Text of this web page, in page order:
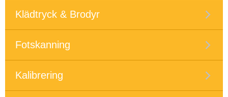
Klädtryck & Brodyr
Fotskanning
Kalibrering